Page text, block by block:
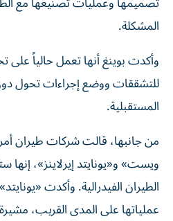
المشكلة.
وأكدت بوينغ أنها تعمل حالياً
للتشققات ووضع إجراءات تحول
المستقبلية.
من جانبها، قالت شركات طيران
ويست» و«يونايتد إيرلاينز»، إنها
الطيران الفيدرالية. وأكدت
عملياتها على المدى القريب،